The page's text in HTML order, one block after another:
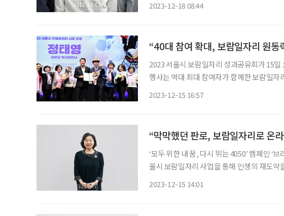
2023-12-18 08:44
“40대 참여 확대, 보람일자리 원동
2023 서울시 보람일자리 성과공유회가 15
행사는 역대 최대 참여자가 함께한 보람일자
2023-12-15 16:57
“막막했던 판로, 보람일자리로 온
‘모두 위한 내 꿈, 다시 뛰는 4050’ 캠페인 ‘브라보 마이 라이프’와 ‘서울시50플러스재단’은 서
울시 보람일자리 사업을 통해 인생의 재도약
2023-12-15 14:01